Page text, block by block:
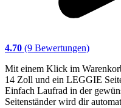
4.70 (9 Bewertungen)
Mit einem Klick im
14 Zoll und ein LEGGIE
Einfach Laufrad in der
Seitenständer wird dir